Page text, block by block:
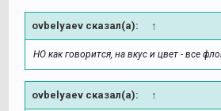
ovbelyaev сказал(а): ↑
НО как говорится, на вкус и цвет - все
ovbelyaev сказал(а): ↑